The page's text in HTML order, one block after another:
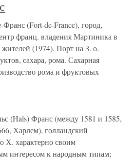
(Fort-de-France), город,
франц. владения Мартиника в
(1974). Порт на З. о.
сахара, рома. Сахарная
рома и фруктовых
(Hals) Франс (между 1581 и 1585,
Харлем), голландский
Х. характерно своим
интересом к народным типам;